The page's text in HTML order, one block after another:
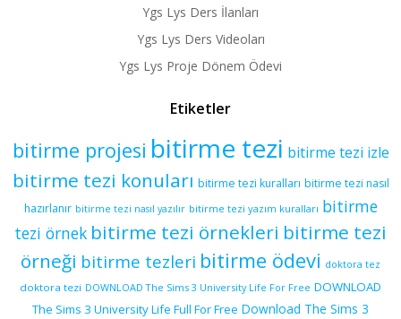
Ygs Lys Ders İlanları
Ygs Lys Ders Videoları
Ygs Lys Proje Dönem Ödevi
Etiketler
bitirme projesi bitirme tezi bitirme tezi izle
bitirme tezi konuları bitirme tezi kuralları bitirme tezi nasıl
hazırlanır bitirme tezi nasıl yazılır bitirme tezi yazım kuralları bitirme
tezi örnek bitirme tezi örnekleri bitirme tezi
örneği bitirme tezleri bitirme ödevi doktora tez
doktora tezi DOWNLOAD The Sims 3 University Life For Free DOWNLOAD
The Sims 3 University Life Full For Free Download The Sims 3